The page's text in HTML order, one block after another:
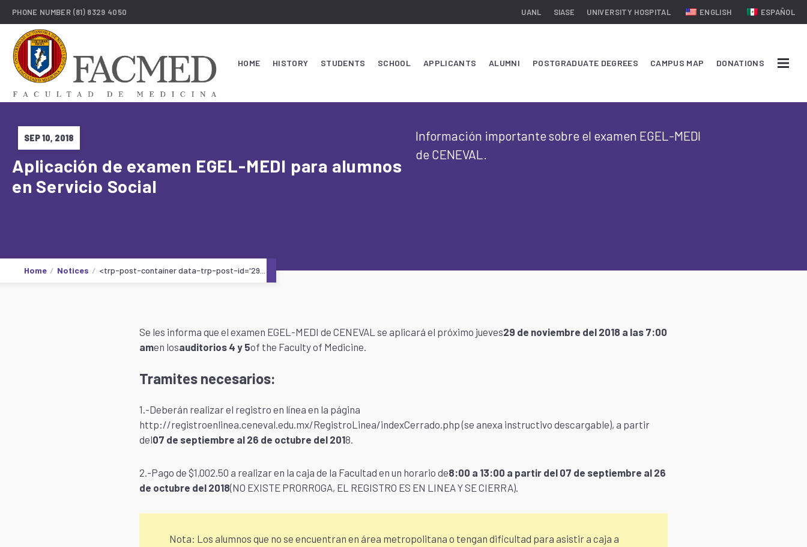
PHONE NUMBER (81) 8329 4050 UANL SIASE UNIVERSITY HOSPITAL ENGLISH ESPAÑOL
HOME HISTORY STUDENTS SCHOOL APPLICANTS ALUMNI POSTGRADUATE DEGREES CAMPUS MAP DONATIONS
SEP 10, 2018
Aplicación de examen EGEL-MEDI para alumnos
en Servicio Social
Información importante sobre el examen EGEL-MEDI
de CENEVAL.
Home Notices <trp-post-container data-trp-post-id='29...
Se les informa que el examen EGEL-MEDI de CENEVAL se aplicará el próximo jueves29 de noviembre del 2018 a las 7:00
amen losauditorios 4 y 5of the Faculty of Medicine.
Tramites necesarios:
1.-Deberán realizar el registro en línea en la página
http://registroenlinea.ceneval.edu.mx/RegistroLinea/indexCerrado.php (se anexa instructivo descargable), a partir
del07 de septiembre al 26 de octubre del 2018.
2.-Pago de $1,002.50 a realizar en la caja de la Facultad en un horario de8:00 a 13:00 a partir del 07 de septiembre al 26
de octubre del 2018(NO EXISTE PRORROGA, EL REGISTRO ES EN LINEA Y SE CIERRA).
Nota: Los alumnos que no se encuentran en área metropolitana o tengan dificultad para asistir a caja a